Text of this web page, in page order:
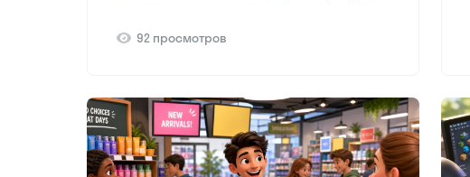
92 просмотров